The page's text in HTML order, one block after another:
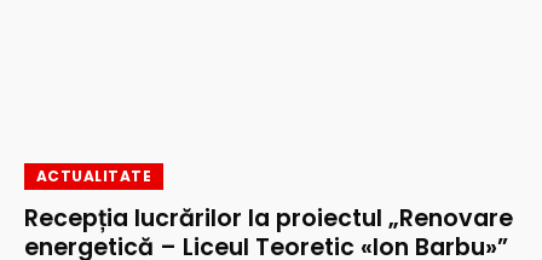
ACTUALITATE
Recepția lucrărilor la proiectul „Renovare
energetică – Liceul Teoretic «Ion Barbu»”